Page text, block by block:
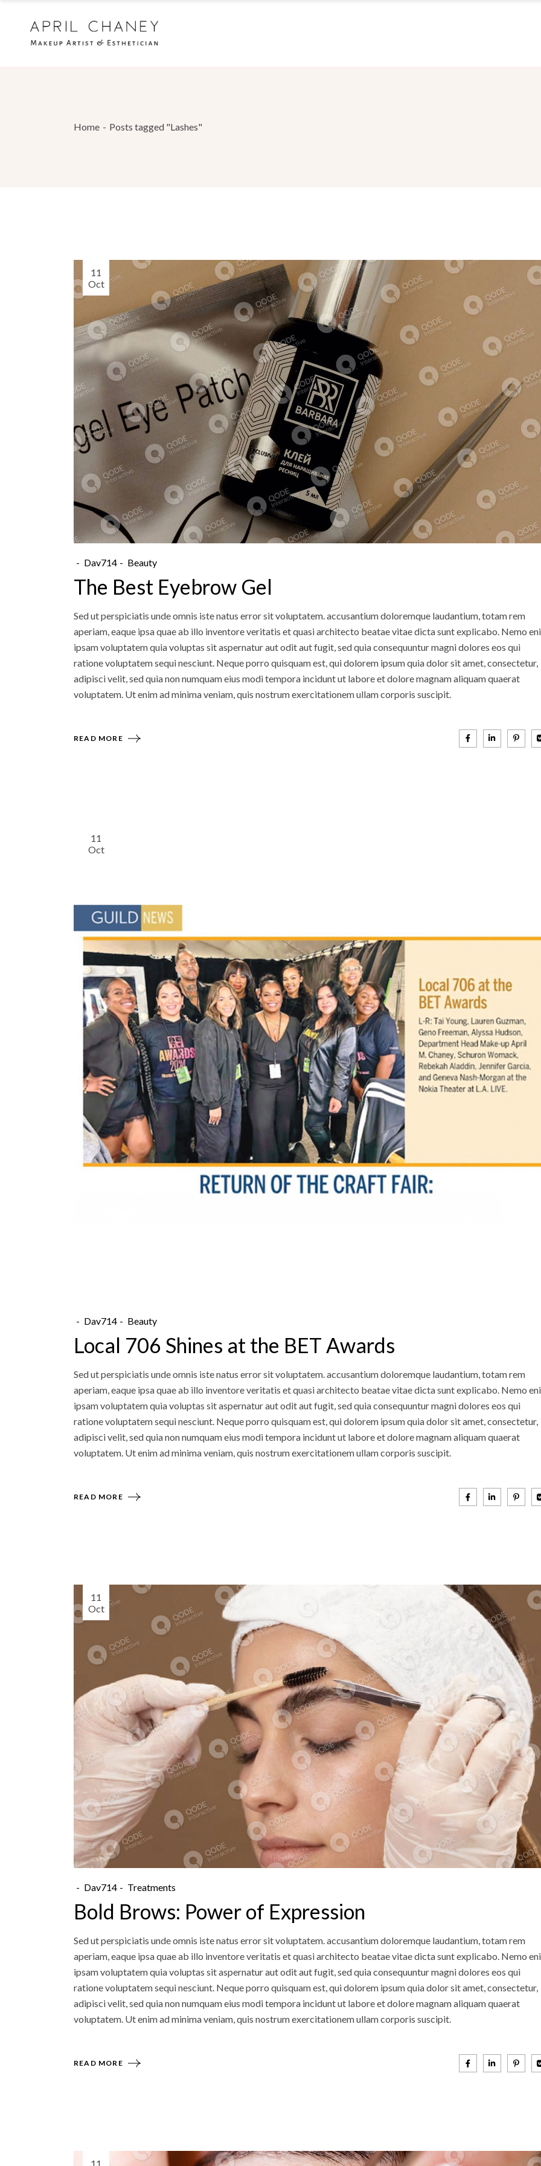
content
Home Posts tagged "Lashes"
11
Oct
Dav714 Beauty
The Best Eyebrow Gel
Sed ut perspiciatis unde omnis iste natus error sit voluptatem. accusantium doloremque laudantium, totam rem
aperiam, eaque ipsa quae ab illo inventore veritatis et quasi architecto beatae vitae dicta sunt explicabo. Nemo
ipsam voluptatem quia voluptas sit aspernatur aut odit aut fugit, sed quia consequuntur magni dolores eos qui
ratione voluptatem sequi nesciunt. Neque porro quisquam est, qui dolorem ipsum quia dolor sit amet, consectetur,
adipisci velit, sed quia non numquam eius modi tempora incidunt ut labore et dolore magnam aliquam quaerat
voluptatem. Ut enim ad minima veniam, quis nostrum exercitationem ullam corporis suscipit.
READ MORE
11
Oct
Dav714 Beauty
Local 706 Shines at the BET Awards
Sed ut perspiciatis unde omnis iste natus error sit voluptatem. accusantium doloremque laudantium, totam rem
aperiam, eaque ipsa quae ab illo inventore veritatis et quasi architecto beatae vitae dicta sunt explicabo. Nemo
ipsam voluptatem quia voluptas sit aspernatur aut odit aut fugit, sed quia consequuntur magni dolores eos qui
ratione voluptatem sequi nesciunt. Neque porro quisquam est, qui dolorem ipsum quia dolor sit amet, consectetur,
adipisci velit, sed quia non numquam eius modi tempora incidunt ut labore et dolore magnam aliquam quaerat
voluptatem. Ut enim ad minima veniam, quis nostrum exercitationem ullam corporis suscipit.
READ MORE
11
Oct
Dav714 Treatments
Bold Brows: Power of Expression
Sed ut perspiciatis unde omnis iste natus error sit voluptatem. accusantium doloremque laudantium, totam rem
aperiam, eaque ipsa quae ab illo inventore veritatis et quasi architecto beatae vitae dicta sunt explicabo. Nemo
ipsam voluptatem quia voluptas sit aspernatur aut odit aut fugit, sed quia consequuntur magni dolores eos qui
ratione voluptatem sequi nesciunt. Neque porro quisquam est, qui dolorem ipsum quia dolor sit amet, consectetur,
adipisci velit, sed quia non numquam eius modi tempora incidunt ut labore et dolore magnam aliquam quaerat
voluptatem. Ut enim ad minima veniam, quis nostrum exercitationem ullam corporis suscipit.
READ MORE
11